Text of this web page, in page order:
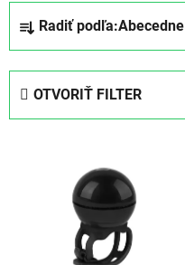
Radenie produktov
Radiť podľa:Abecedne
OTVORIŤ FILTER